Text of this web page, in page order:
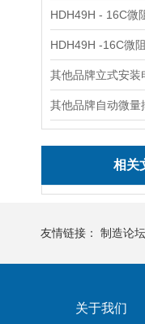
HDH49H - 16C微
HDH49H -16C微
其他品牌立式安装
其他品牌自动微量
相关
友情链接： 制造论坛
关于我们